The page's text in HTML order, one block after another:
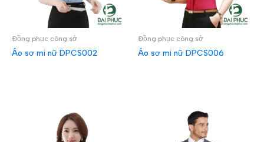
Đồng phục công sở
Áo sơ mi nữ DPCS002
Đồng phục công sở
Áo sơ mi nữ DPCS006